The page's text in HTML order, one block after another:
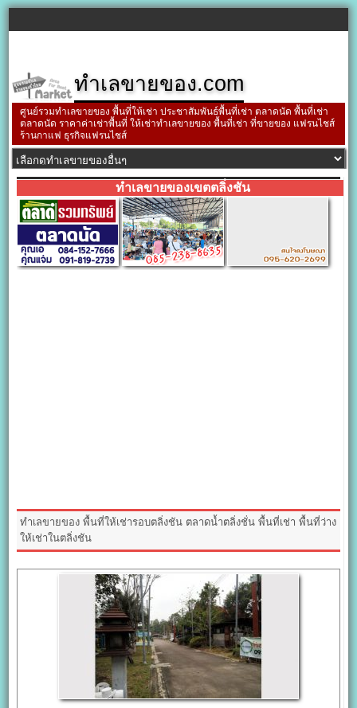
ทำเลขายของ.com
ศูนย์รวมทำเลขายของ พื้นที่ให้เช่า ประชาสัมพันธ์พื้นที่เช่า ตลาดนัด พื้นที่เช่า
ตลาดนัด ราคาค่าเช่าพื้นที่ ให้เช่าทำเลขายของ พื้นที่เช่า ที่ขายของ แฟรนไชส์
ร้านกาแฟ ธุรกิจแฟรนไชส์
ทำเลขายของเขตตลิ่งชัน
ทำเลขายของ พื้นที่ให้เช่ารอบตลิ่งชัน ตลาดน้ำตลิ่งชั่น พื้นที่เช่า พื้นที่ว่าง
ให้เช่าในตลิ่งชัน